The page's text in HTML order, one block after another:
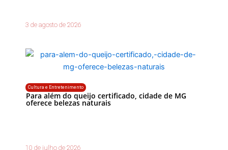
3 de agosto de 2026
Cultura e Entretenimento
Para além do queijo certificado, cidade de MG
oferece belezas naturais
10 de julho de 2026